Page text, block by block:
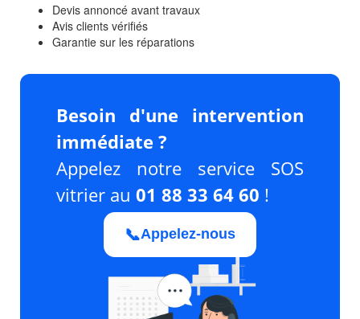
Devis annoncé avant travaux
Avis clients vérifiés
Garantie sur les réparations
Besoin d'une intervention
immédiate ?
Appelez notre service SOS
vitrier au 01 88 33 64 60 !
📞Appelez-nous